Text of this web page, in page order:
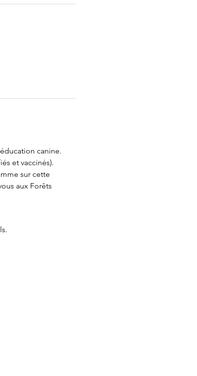
canine.
et vaccinés).
sur cette
aux Forêts